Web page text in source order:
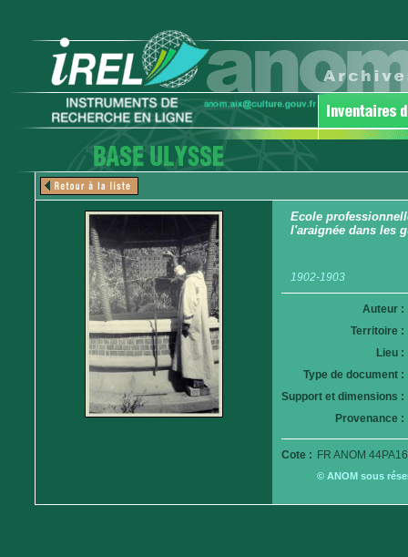
Ecole
l'araignée dans les
1902-1903
Auteur :
Territoire :
Lieu :
Type de document :
Support et dimensions :
Provenance :
Cote : FR ANOM
© ANOM sous